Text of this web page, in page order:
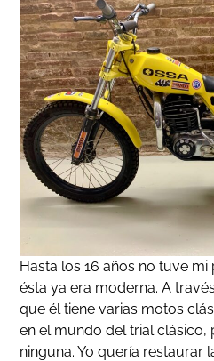
Hasta los 16 años no tuve
ésta ya era moderna. A
que él tiene varias motos
en el mundo del trial
ninguna. Yo quería restaurar